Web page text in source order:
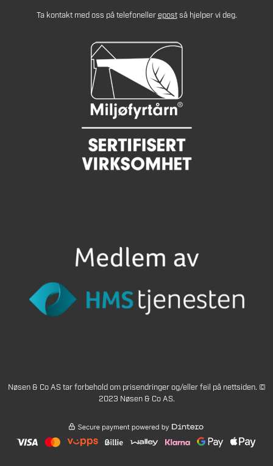
Ta kontakt med oss på telefonellerepostså hjelper vi deg.
Nøsen & Co AS tar forbehold om prisendringer og/eller feil på nettsiden. ©
2023 Nøsen & Co AS.